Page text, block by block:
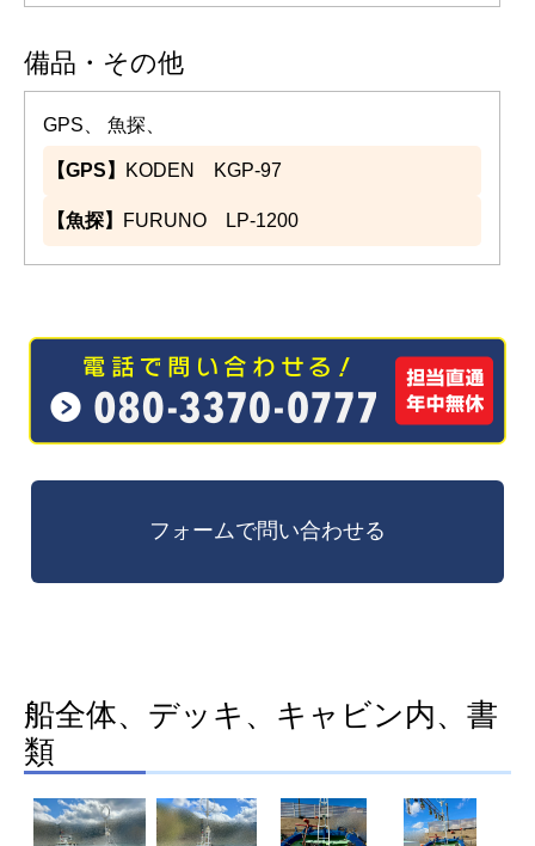
備品・その他
GPS、 魚探、
【GPS】 KODEN KGP-97
【魚探】 FURUNO LP-1200
船全体、デッキ、キャビン内、書
類